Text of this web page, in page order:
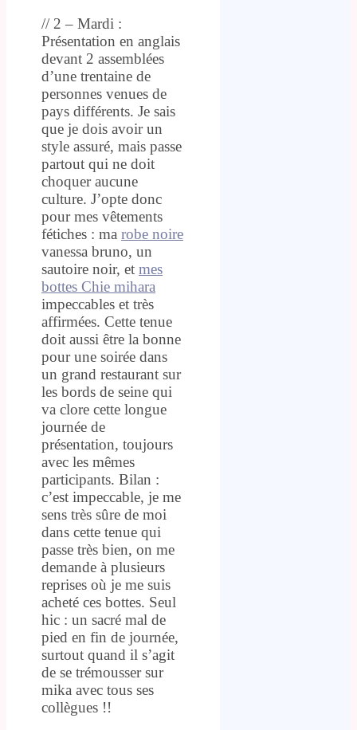
// 2 – Mardi :
Présentation en anglais
devant 2 assemblées
d’une trentaine de
personnes venues de
pays différents. Je sais
que je dois avoir un
style assuré, mais passe
partout qui ne doit
choquer aucune
culture. J’opte donc
pour mes vêtements
fétiches : ma robe noire
vanessa bruno, un
sautoire noir, et mes
bottes Chie mihara
impeccables et très
affirmées. Cette tenue
doit aussi être la bonne
pour une soirée dans
un grand restaurant sur
les bords de seine qui
va clore cette longue
journée de
présentation, toujours
avec les mêmes
participants. Bilan :
c’est impeccable, je me
sens très sûre de moi
dans cette tenue qui
passe très bien, on me
demande à plusieurs
reprises où je me suis
acheté ces bottes. Seul
hic : un sacré mal de
pied en fin de journée,
surtout quand il s’agit
de se trémousser sur
mika avec tous ses
collègues !!